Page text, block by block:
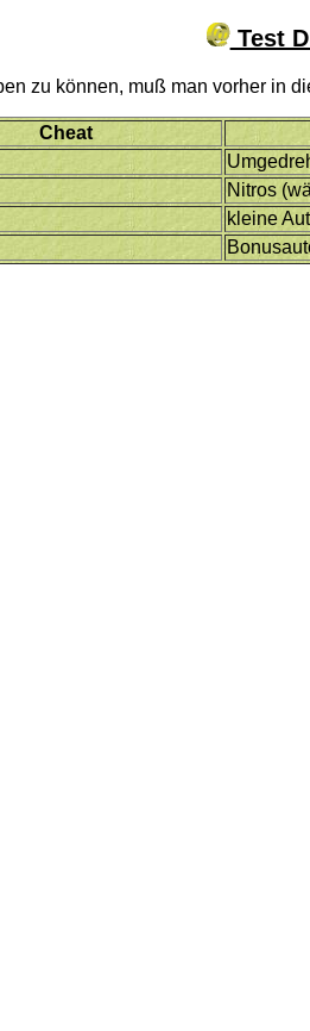
Test
zu können, muß man vorher in
Cheat
Nitros
kleine